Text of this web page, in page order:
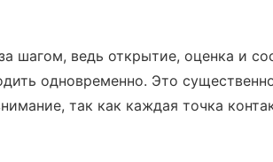
шагом, ведь открытие, оценка и
одновременно. Это
так как каждая точка